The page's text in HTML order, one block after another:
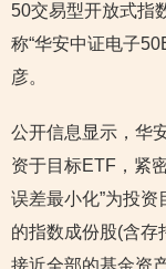
50交易型开放式指
称“华安中证电子
彦。
公开信息显示，华
资于目标ETF，紧
误差最小化”为投
的指数成份股(含存
接近全部的基金资